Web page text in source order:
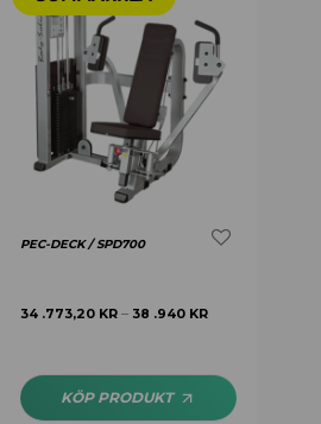
PEC-DECK / SPD700
34 .773,20 KR – 38 .940 KR
KÖP PRODUKT